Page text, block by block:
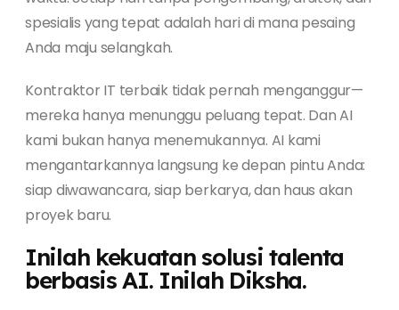
spesialis yang tepat adalah hari di mana pesaing
Anda maju selangkah.
Kontraktor IT terbaik tidak pernah menganggur—
mereka hanya menunggu peluang tepat. Dan AI
kami bukan hanya menemukannya. AI kami
mengantarkannya langsung ke depan pintu Anda:
siap diwawancara, siap berkarya, dan haus akan
proyek baru.
Inilah kekuatan solusi talenta
berbasis AI. Inilah Diksha.